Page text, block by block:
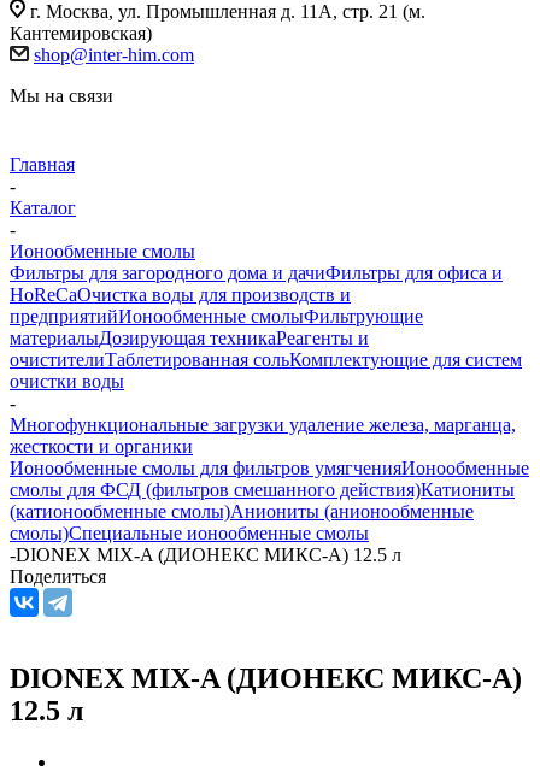
г. Москва, ул. Промышленная д. 11А, стр. 21 (м.
Кантемировская)
shop@inter-him.com
Мы на связи
Главная
-
Каталог
-
Ионообменные смолы
Фильтры для загородного дома и дачиФильтры для офиса и
HoReCaОчистка воды для производств и
предприятийИонообменные смолыФильтрующие
материалыДозирующая техникаРеагенты и
очистителиТаблетированная сольКомплектующие для систем
очистки воды
-
Многофункциональные загрузки удаление железа, марганца,
жесткости и органики
Ионообменные смолы для фильтров умягченияИонообменные
смолы для ФСД (фильтров смешанного действия)Катиониты
(катионообменные смолы)Аниониты (анионообменные
смолы)Специальные ионообменные смолы
-DIONEX MIX-A (ДИОНЕКС МИКС-А) 12.5 л
Поделиться
DIONEX MIX-A (ДИОНЕКС МИКС-А)
12.5 л